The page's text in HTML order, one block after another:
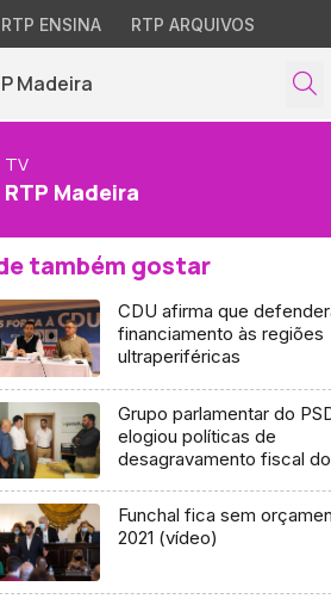
RTP ENSINA RTP ARQUIVOS
Madeira
TV
RTP Madeira
também gostar
CDU afirma que
financiamento às regiões
ultraperiféricas
Grupo parlamentar do
elogiou políticas de
desagravamento fiscal
Funchal fica sem
2021 (vídeo)